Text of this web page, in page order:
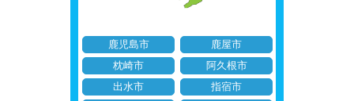
鹿児島市
鹿屋市
枕崎市
阿久根市
出水市
指宿市